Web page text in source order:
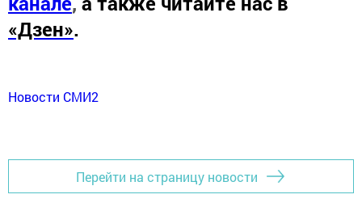
«Дзен».
Новости СМИ2
Перейти на страницу новости